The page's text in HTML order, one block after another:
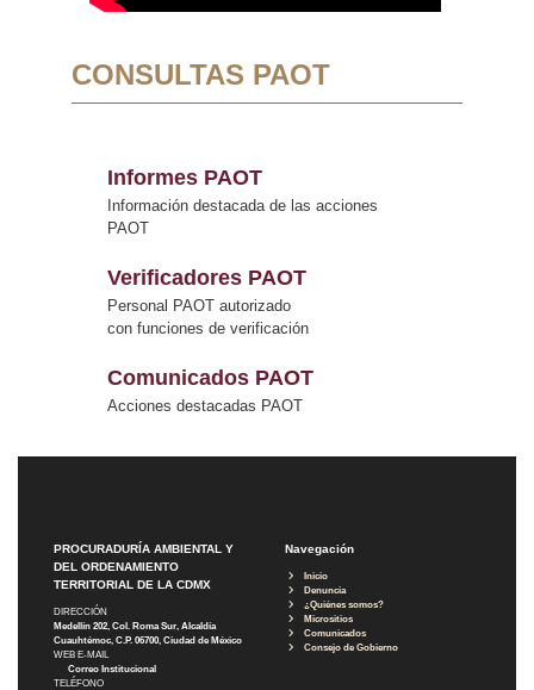
CONSULTAS PAOT
Informes PAOT
Información destacada de las acciones
PAOT
Verificadores PAOT
Personal PAOT autorizado
con funciones de verificación
Comunicados PAOT
Acciones destacadas PAOT
PROCURADURÍA AMBIENTAL Y
DEL ORDENAMIENTO
TERRITORIAL DE LA CDMX
DIRECCIÓN
Medellín 202, Col. Roma Sur, Alcaldía
Cuauhtémoc, C.P. 06700, Ciudad de México
WEB E-MAIL
Correo Institucional
TELÉFONO
Navegación
Inicio
Denuncia
¿Quiénes somos?
Micrositios
Comunicados
Consejo de Gobierno